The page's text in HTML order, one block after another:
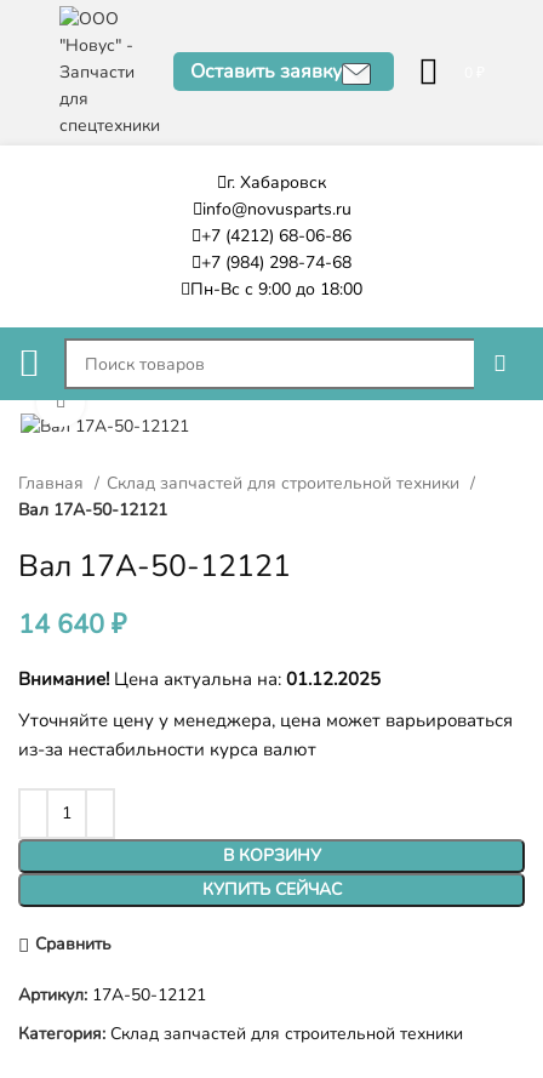
Оставить заявку
г. Хабаровск
info@novusparts.ru
+7 (4212) 68-06-86
+7 (984) 298-74-68
Пн-Вс с 9:00 до 18:00
Нажмите, чтобы увеличить
Главная
Склад запчастей для строительной техники
Вал 17A-50-12121
Вал 17A-50-12121
14 640 ₽
Внимание! Цена актуальна на: 01.12.2025
Уточняйте цену у менеджера, цена может варьироваться
из-за нестабильности курса валют
В КОРЗИНУ
КУПИТЬ СЕЙЧАС
Сравнить
Артикул: 17A-50-12121
Категория: Склад запчастей для строительной техники